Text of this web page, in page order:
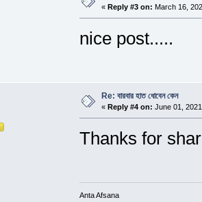
« Reply #3 on: March 16,
nice post.....
Re: বারবার হাত ধোবেন কেন
« Reply #4 on: June 01,
Thanks for
Anta Afsana